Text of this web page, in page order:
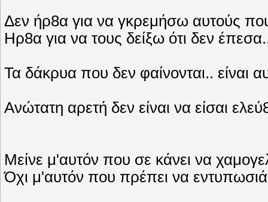
Δεν ήρ8α για να γκρεμήσω αυτούς
Ηρ8α για να τους δείξω ότι δεν
Τα δάκρυα που δεν φαίνονται.. είναι
Ανώτατη αρετή δεν είναι να είσαι
Μείνε μ'αυτόν που σε κάνει να
Όχι μ'αυτόν που πρέπει να